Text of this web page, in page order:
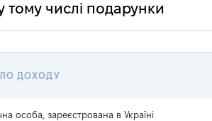
тому числі подарунки
ДОХОДУ
особа, зареєстрована в Україні